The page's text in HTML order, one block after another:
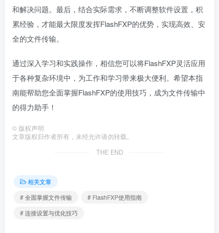
和解决问题。最后，结合实际需求，不断调整软件设置，积
累经验，才能最大限度发挥FlashFXP的优势，实现高效、安
全的文件传输。
通过深入学习和实践操作，相信您可以将FlashFXP灵活应用
于各种复杂环境中，为工作和学习带来极大便利。希望本指
南能帮助您全面掌握FlashFXP的使用技巧，成为文件传输中
的得力助手！
© 版权声明
文章版权归作者所有，未经允许请勿转载。
THE END
相关文章
# 全面掌握文件传输
# FlashFXP使用指南
# 连接设置与优化技巧